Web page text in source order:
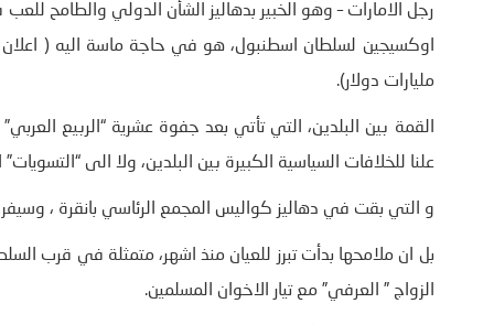
رجل الامارات – وهو الخبير بدهاليز الشأن الدولي والطامح
مليارات دولار).
القمة بين البلدين، التي تأتي بعد جفوة عشرية “الربيع
علنا للخلافات السياسية الكبيرة بين البلدين، ولا الى
و التي بقت في دهاليز كواليس المجمع الرئاسي بانقرة ، وسيفرج
بل ان ملامحها بدأت تبرز للعيان منذ اشهر، متمثلة في قرب
الزواج ” العرفي” مع تيار الاخوان المسلمين.